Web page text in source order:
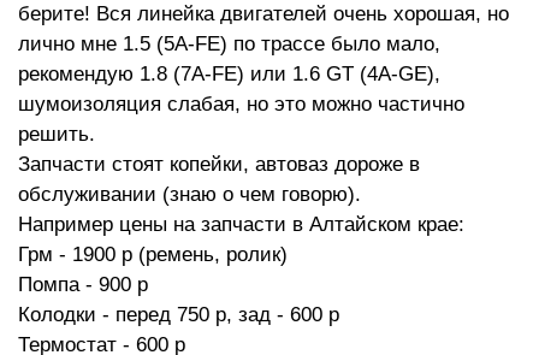
Ходовые качества
10
берите! Вся линейка двигателей очень хорошая, но
лично мне 1.5 (5A-FE) по трассе было мало,
рекомендую 1.8 (7A-FE) или 1.6 GT (4A-GE),
шумоизоляция слабая, но это можно частично
решить.
Запчасти стоят копейки, автоваз дороже в
обслуживании (знаю о чем говорю).
Например цены на запчасти в Алтайском крае:
Грм - 1900 р (ремень, ролик)
Помпа - 900 р
Колодки - перед 750 р, зад - 600 р
Термостат - 600 р